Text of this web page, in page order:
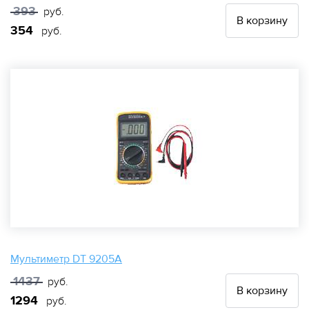
393 руб.
354 руб.
В корзину
Мультиметр DT 9205A
1437 руб.
1294 руб.
В корзину